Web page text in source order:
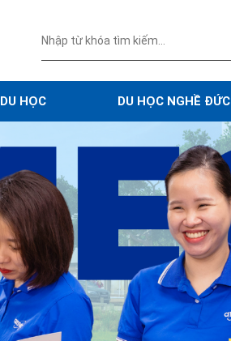
DU HỌC DU HỌC NGHỀ ĐỨC